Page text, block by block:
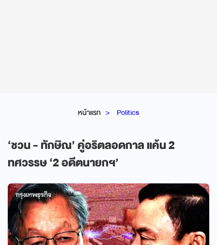
หน้าแรก Politics
‘ชวน - ทักษิณ’ คู่อริตลอดกาล แค้น 2
ทศวรรษ ‘2 อดีตนายกฯ’